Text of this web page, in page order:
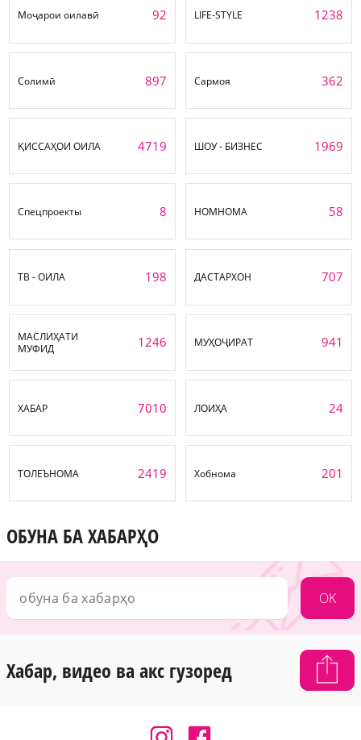
Моҷарои оилавӣ 92 LIFE-STYLE 1238
Солимӣ 897 Сармоя 362
ҚИССАҲОИ ОИЛА 4719 ШОУ - БИЗНЕС 1969
Спецпроекты 8 НОМНОМА 58
ТВ - ОИЛА 198 ДАСТАРХОН 707
МАСЛИҲАТИ
МУФИД
1246 МУҲОҶИРАТ 941
ХАБАР 7010 ЛОИҲА 24
ТОЛЕЪНОМА 2419 Хобнома 201
ОБУНА БА ХАБАРҲО
OK
Хабар, видео ва акс гузоред